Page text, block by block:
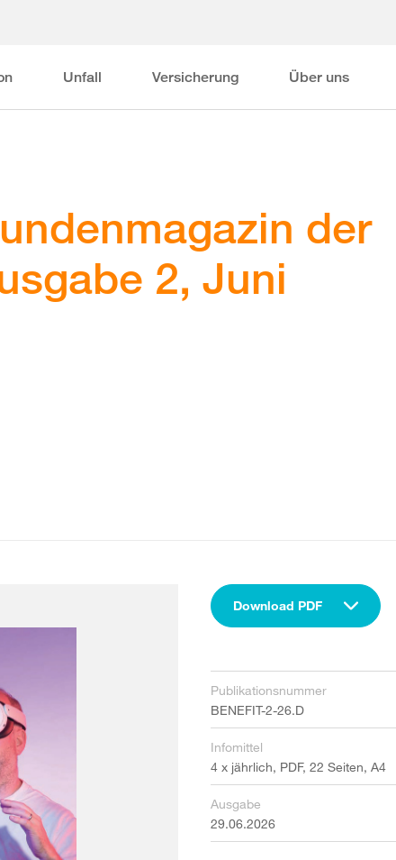
Unfall Versicherung Über uns
der
2, Juni
Download PDF
Publikationsnummer
BENEFIT-2-26.D
Infomittel
4 x jährlich, PDF, 22 Seiten, A4
Ausgabe
29.06.2026